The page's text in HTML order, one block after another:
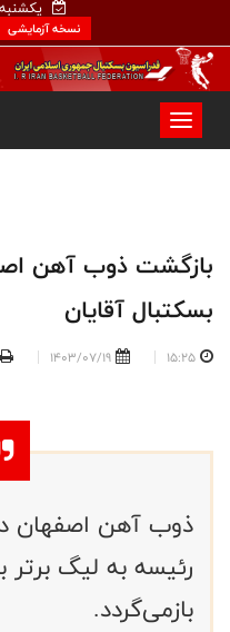
نسخه آزمایشی
بازگشت ذوب آهن
بسکتبال آقایان
15:25
1403/07/19
ذوب آهن اصفهان
رئیسه به لیگ برتر
بازمی‌گردد.